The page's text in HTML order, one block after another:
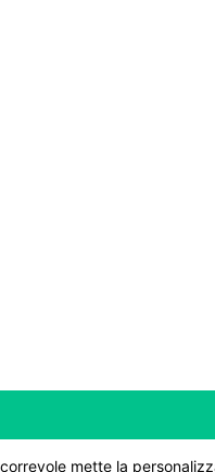
mette la